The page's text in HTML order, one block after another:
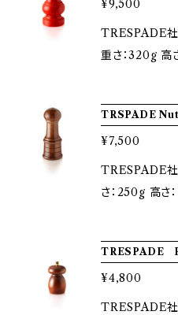
ドの3種類です。
¥9,500
TRESPADE社
重さ：320g 高
TRSPADE
¥7,500
TRESPADE社
さ：250g 高さ
TRESPADE
¥4,800
TRESPADE社